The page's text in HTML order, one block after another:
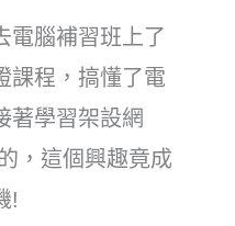
電腦補習班上了
課程，搞懂了電
著學習架設網
，這個興趣竟成
!